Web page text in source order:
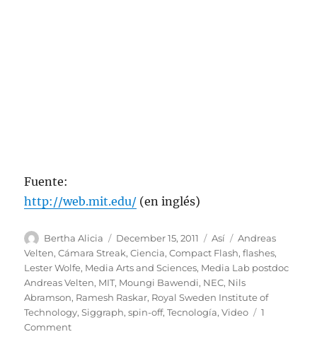
Fuente:
http://web.mit.edu/ (en inglés)
Author
Bertha Alicia
Posted
on
December 15, 2011 Categories
Así Tags
Andreas
Velten,Cámara Streak,Ciencia,Compact Flash,flashes,
Lester Wolfe, Media Arts and Sciences, Media Lab postdoc
Andreas Velten, MIT, Moungi Bawendi, NEC, Nils
Abramson, Ramesh Raskar, Royal Sweden Institute of
Technology,Siggraph,spin-off,Tecnología,Video
1
Commenton